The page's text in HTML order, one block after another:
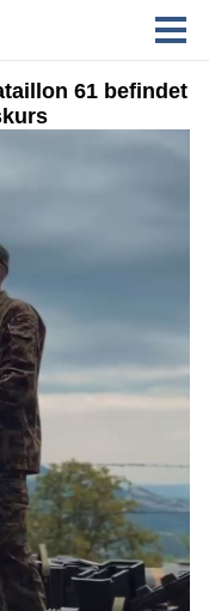
61 befindet